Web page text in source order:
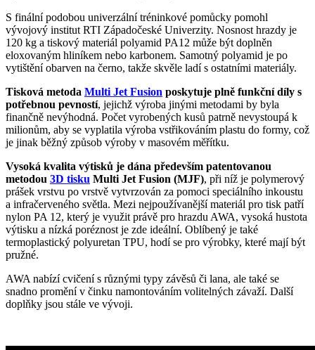
S finální podobou univerzální tréninkové pomůcky pomohl
vývojový institut RTI Západočeské Univerzity. Nosnost hrazdy je
120 kg a tiskový materiál polyamid PA12 může být doplněn
eloxovaným hliníkem nebo karbonem. Samotný polyamid je po
vytištění obarven na černo, takže skvěle ladí s ostatními materiály.
Tisková metoda Multi Jet Fusion poskytuje plně funkční díly s
potřebnou pevností, jejichž výroba jinými metodami by byla
finančně nevýhodná. Počet vyrobených kusů patrně nevystoupá k
milionům, aby se vyplatila výroba vstřikováním plastu do formy, což
je jinak běžný způsob výroby v masovém měřítku.
Vysoká kvalita výtisků je dána především patentovanou
metodou 3D tisku Multi Jet Fusion (MJF), při níž je polymerový
prášek vrstvu po vrstvě vytvrzován za pomoci speciálního inkoustu
a infračerveného světla. Mezi nejpoužívanější materiál pro tisk patří
nylon PA 12, který je využit právě pro hrazdu AWA, vysoká hustota
výtisku a nízká poréznost je zde ideální. Oblíbený je také
termoplastický polyuretan TPU, hodí se pro výrobky, které mají být
pružné.
AWA nabízí cvičení s různými typy závěsů či lana, ale také se
snadno promění v činku namontováním volitelných závaží. Další
doplňky jsou stále ve vývoji.